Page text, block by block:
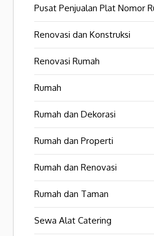
Pusat Penjualan Plat Nomor
Renovasi dan Konstruksi
Renovasi Rumah
Rumah
Rumah dan Dekorasi
Rumah dan Properti
Rumah dan Renovasi
Rumah dan Taman
Sewa Alat Catering